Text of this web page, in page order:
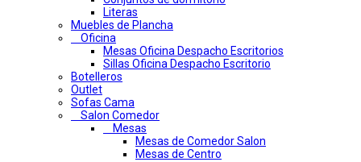
Literas
Muebles de Plancha
Oficina
Mesas Oficina Despacho Escritorios
Sillas Oficina Despacho Escritorio
Botelleros
Outlet
Sofas Cama
Salon Comedor
Mesas
Mesas de Comedor Salon
Mesas de Centro